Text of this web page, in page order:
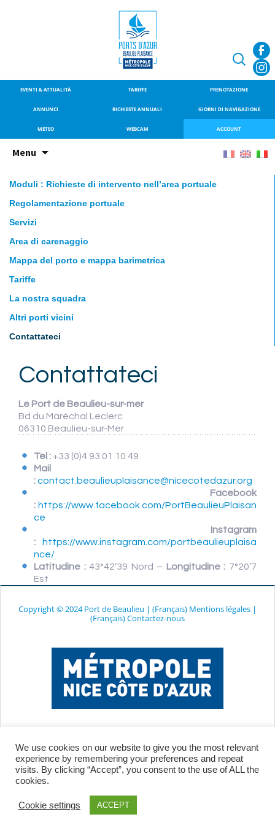
Port de Beaulieu
SITE OFFICIEL DU PORT DE
BEAULIEU-SUR-MER
EVENTI & ATTUALITÀ TARIFFE PRENOTAZIONE
ANNUNCI RICHIESTE ANNUALI GIORNI DI NAVIGAZIONE
METEO WEBCAM ACCOUNT
Ricerca
per:
Menu
Moduli : Richieste di intervento nell’area portuale
Regolamentazione portuale
Servizi
Area di carenaggio
Mappa del porto e mappa barimetrica
Tariffe
La nostra squadra
Altri porti vicini
Contattateci
Contattateci
Le Port de Beaulieu-sur-mer
Bd du Maréchal Leclerc
06310 Beaulieu-sur-Mer
Tel : +33 (0)4 93 01 10 49
Mail
:contact.beaulieuplaisance@nicecotedazur.org
Facebook
: https://www.facebook.com/PortBeaulieuPlaisan
ce
Instagram
:
https://www.instagram.com/portbeaulieuplaisa
nce/
Latitudine :43°42’39 Nord – Longitudine : 7°20’7
Est
Copyright © 2024 Port de Beaulieu | (Français) Mentions légales |
(Français) Contactez-nous
We use cookies on our website to give you the most relevant
experience by remembering your preferences and repeat
visits. By clicking “Accept”, you consent to the use of ALL the
cookies.
Cookie settings ACCEPT